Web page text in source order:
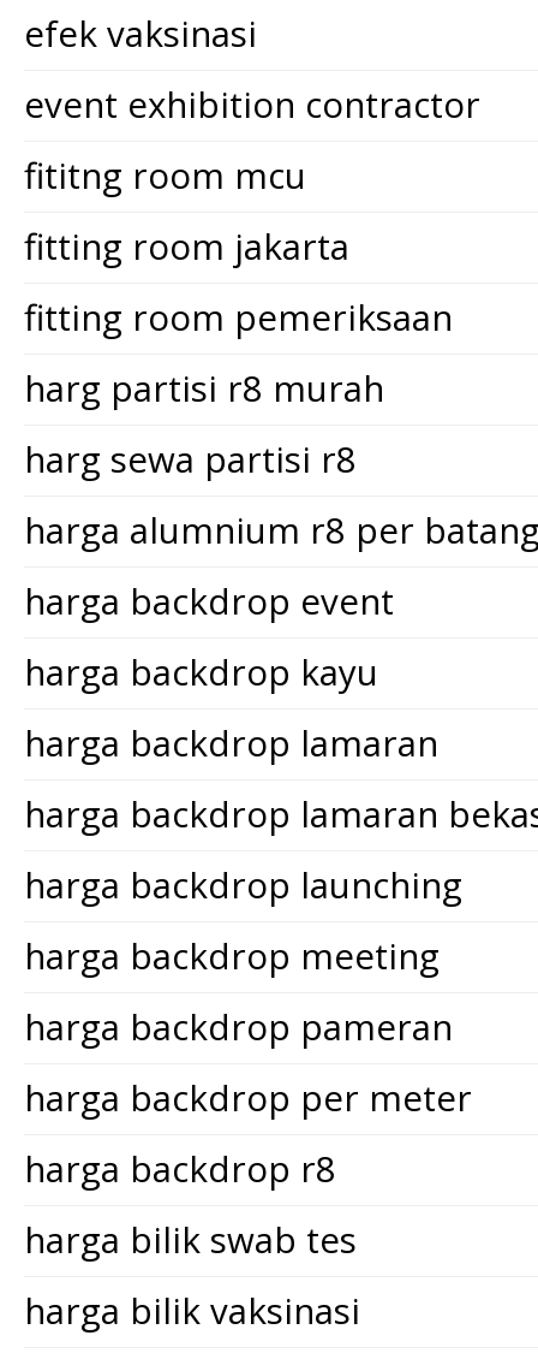
efek vaksinasi
event exhibition contractor
fititng room mcu
fitting room jakarta
fitting room pemeriksaan
harg partisi r8 murah
harg sewa partisi r8
harga alumnium r8 per
harga backdrop event
harga backdrop kayu
harga backdrop lamaran
harga backdrop lamaran
harga backdrop launching
harga backdrop meeting
harga backdrop pameran
harga backdrop per meter
harga backdrop r8
harga bilik swab tes
harga bilik vaksinasi